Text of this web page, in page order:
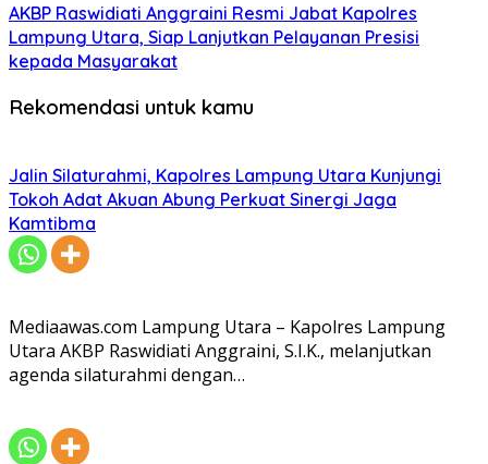
AKBP Raswidiati Anggraini Resmi Jabat Kapolres
Lampung Utara, Siap Lanjutkan Pelayanan Presisi
kepada Masyarakat
Rekomendasi untuk kamu
Jalin Silaturahmi, Kapolres Lampung Utara Kunjungi
Tokoh Adat Akuan Abung Perkuat Sinergi Jaga
Kamtibma
Mediaawas.com Lampung Utara – Kapolres Lampung
Utara AKBP Raswidiati Anggraini, S.I.K., melanjutkan
agenda silaturahmi dengan…